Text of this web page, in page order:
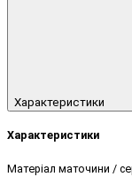
Характеристики
Характеристики
Матеріал маточини /